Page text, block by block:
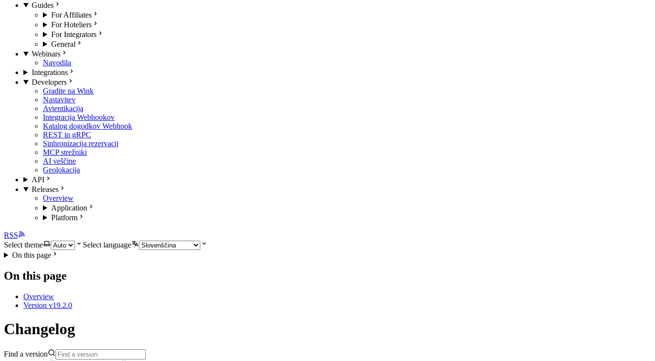
Guides
For Affiliates
For Hoteliers
For Integrators
General
Webinars
Navodila
Integrations
Developers
Gradite na Wink
Nastavitev
Avtentikacija
Integracija Webhookov
Katalog dogodkov Webhook
REST in gRPC
Sinhronizacija rezervacij
MCP strežniki
AI veščine
Geolokacija
API
Releases
Overview
Application
Platform
RSS
Select theme
Select language
On this page
On this page
Overview
Version v19.2.0
Changelog
Find a version